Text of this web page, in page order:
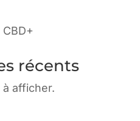
récents
afficher.